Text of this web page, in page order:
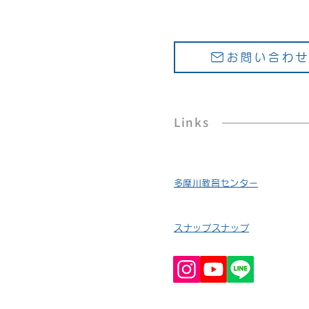
お問い合わせ
Links
​多摩川教育センター
スナップスナップ